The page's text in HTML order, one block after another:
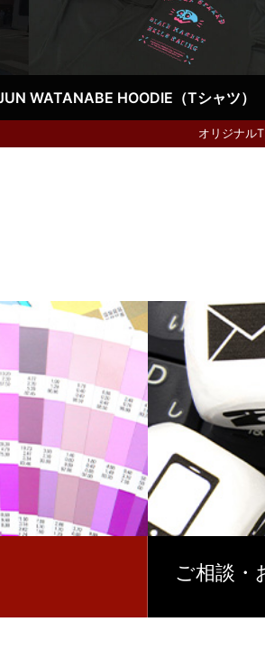
WATANABE HOODIE（Tシャツ）
オリジナル
ご相談・